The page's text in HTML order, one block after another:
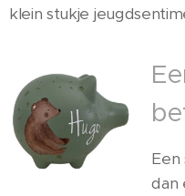
klein stukje
Een
dan